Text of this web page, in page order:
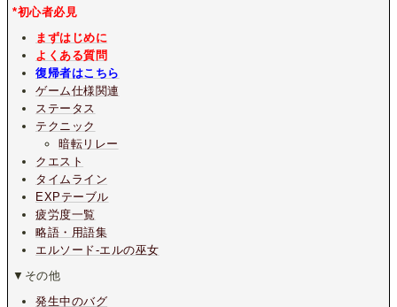
*初心者必見
まずはじめに
よくある質問
復帰者はこちら
ゲーム仕様関連
ステータス
テクニック
暗転リレー
クエスト
タイムライン
EXPテーブル
疲労度一覧
略語・用語集
エルソード-エルの巫女
▼その他
発生中のバグ